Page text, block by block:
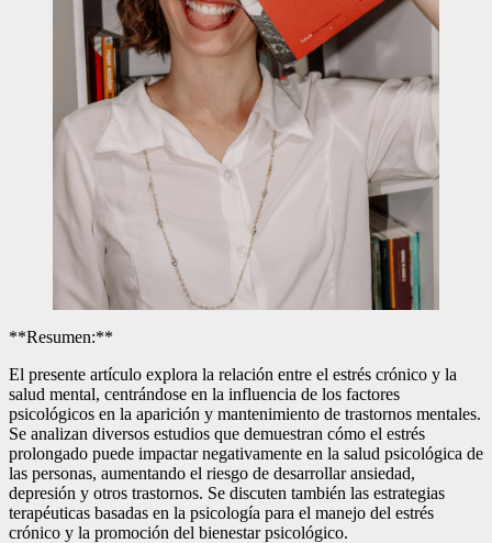
**Resumen:**
El presente artículo explora la relación entre el estrés crónico y la
salud mental, centrándose en la influencia de los factores
psicológicos en la aparición y mantenimiento de trastornos mentales.
Se analizan diversos estudios que demuestran cómo el estrés
prolongado puede impactar negativamente en la salud psicológica de
las personas, aumentando el riesgo de desarrollar ansiedad,
depresión y otros trastornos. Se discuten también las estrategias
terapéuticas basadas en la psicología para el manejo del estrés
crónico y la promoción del bienestar psicológico.